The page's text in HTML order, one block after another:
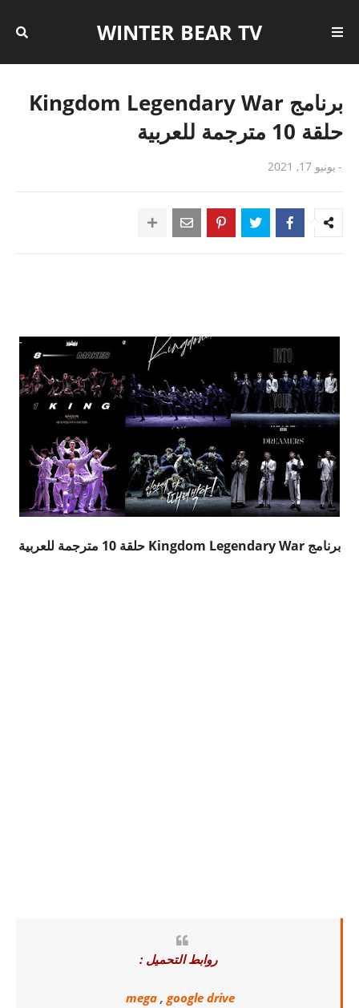
WINTER BEAR TV
برنامج Kingdom Legendary War
حلقة 10 مترجمة للعربية
- يونيو 17, 2021
برنامج Kingdom Legendary War حلقة 10 مترجمة للعربية
روابط التحميل :
mega, google drive